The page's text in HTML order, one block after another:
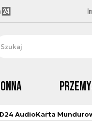
D24 AudioKarta